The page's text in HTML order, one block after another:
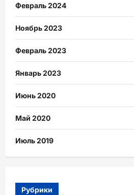
Февраль 2024
Ноябрь 2023
Февраль 2023
Январь 2023
Июнь 2020
Май 2020
Июль 2019
Рубрики